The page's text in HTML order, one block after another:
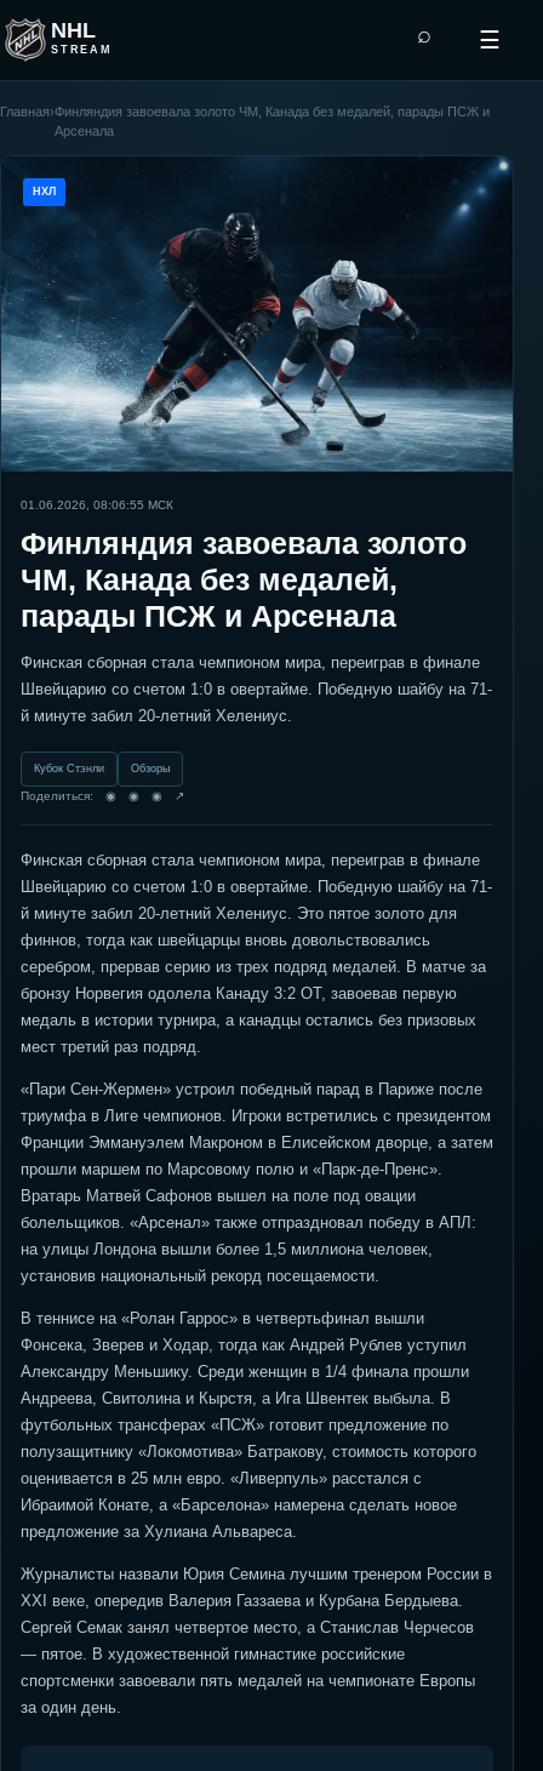
NHL
STREAM
⌕ ☰
Главная›Финляндия завоевала золото ЧМ, Канада без медалей, парады ПСЖ и
Арсенала
НХЛ
01.06.2026, 08:06:55 МСК
Финляндия завоевала золото
ЧМ, Канада без медалей,
парады ПСЖ и Арсенала
Финская сборная стала чемпионом мира, переиграв в финале
Швейцарию со счетом 1:0 в овертайме. Победную шайбу на 71-
й минуте забил 20-летний Хелениус.
Кубок Стэнли Обзоры
Поделиться: ◉ ◉ ◉ ↗
Финская сборная стала чемпионом мира, переиграв в финале
Швейцарию со счетом 1:0 в овертайме. Победную шайбу на 71-
й минуте забил 20-летний Хелениус. Это пятое золото для
финнов, тогда как швейцарцы вновь довольствовались
серебром, прервав серию из трех подряд медалей. В матче за
бронзу Норвегия одолела Канаду 3:2 ОТ, завоевав первую
медаль в истории турнира, а канадцы остались без призовых
мест третий раз подряд.
«Пари Сен-Жермен» устроил победный парад в Париже после
триумфа в Лиге чемпионов. Игроки встретились с президентом
Франции Эммануэлем Макроном в Елисейском дворце, а затем
прошли маршем по Марсовому полю и «Парк-де-Пренс».
Вратарь Матвей Сафонов вышел на поле под овации
болельщиков. «Арсенал» также отпраздновал победу в АПЛ:
на улицы Лондона вышли более 1,5 миллиона человек,
установив национальный рекорд посещаемости.
В теннисе на «Ролан Гаррос» в четвертьфинал вышли
Фонсека, Зверев и Ходар, тогда как Андрей Рублев уступил
Александру Меньшику. Среди женщин в 1/4 финала прошли
Андреева, Свитолина и Кырстя, а Ига Швентек выбыла. В
футбольных трансферах «ПСЖ» готовит предложение по
полузащитнику «Локомотива» Батракову, стоимость которого
оценивается в 25 млн евро. «Ливерпуль» расстался с
Ибраимой Конате, а «Барселона» намерена сделать новое
предложение за Хулиана Альвареса.
Журналисты назвали Юрия Семина лучшим тренером России в
XXI веке, опередив Валерия Газзаева и Курбана Бердыева.
Сергей Семак занял четвертое место, а Станислав Черчесов
— пятое. В художественной гимнастике российские
спортсменки завоевали пять медалей на чемпионате Европы
за один день.